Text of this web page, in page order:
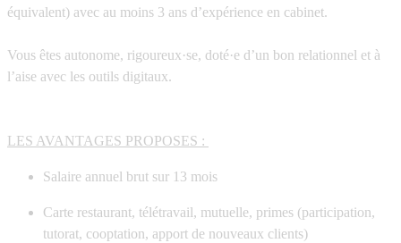
équivalent) avec au moins 3 ans d’expérience en cabinet.
Vous êtes autonome, rigoureux·se, doté·e d’un bon relationnel et à
l’aise avec les outils digitaux.
LES AVANTAGES PROPOSES :
Salaire annuel brut sur 13 mois
Carte restaurant, télétravail, mutuelle, primes (participation,
tutorat, cooptation, apport de nouveaux clients)